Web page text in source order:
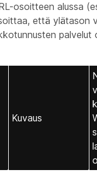
osoitteen alussa
että ylätason
palvelut
Kuvaus